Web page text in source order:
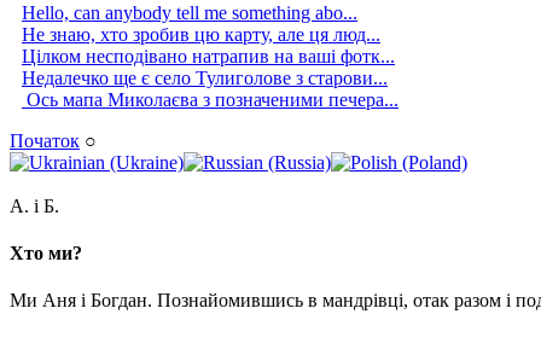
Hello, can anybody tell me something abo...
Не знаю, хто зробив цю карту, але ця люд...
Цілком несподівано натрапив на ваші фотк...
Недалечко ще є село Тулиголове з старови...
Ось мапа Миколаєва з позначеними печера...
Початок ○
А. і Б.
Хто ми?
Ми Аня і Богдан. Познайомившись в мандрівці, отак разом і